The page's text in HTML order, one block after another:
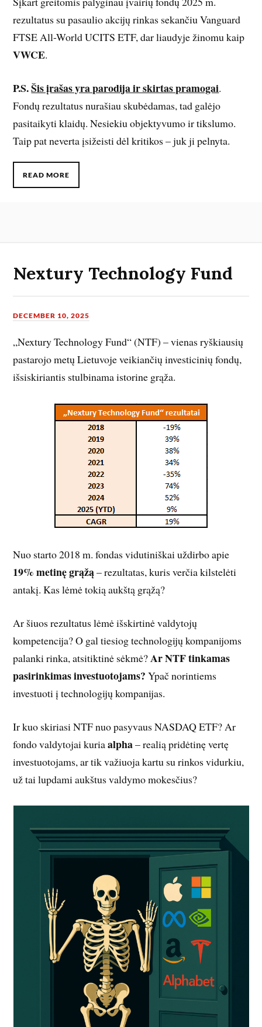
rezultatus su pasaulio akcijų rinkas sekančiu Vanguard
FTSE All-World UCITS ETF, dar liaudyje žinomu kaip
VWCE.
P.S.Šis įrašas yra parodija ir skirtas pramogai.
Fondų rezultatus nurašiau skubėdamas, tad galėjo
pasitaikyti klaidų. Nesiekiu objektyvumo ir tikslumo.
Taip pat neverta įsižeisti dėl kritikos – juk ji pelnyta.
READ MORE
Nextury Technology Fund
DECEMBER 10, 2025
„Nextury Technology Fund“ (NTF) – vienas ryškiausių
pastarojo metų Lietuvoje veikiančių investicinių fondų,
išsiskiriantis stulbinama istorine grąža.
Nuo starto 2018 m. fondas vidutiniškai uždirbo apie
19% metinę grąžą– rezultatas, kuris verčia kilstelėti
antakį. Kas lėmė tokią aukštą grąžą?
Ar šiuos rezultatus lėmė išskirtinė valdytojų
kompetencija? O gal tiesiog technologijų kompanijoms
palanki rinka, atsitiktinė sėkmė?Ar NTF tinkamas
pasirinkimas investuotojams? Ypač norintiems
investuoti į technologijų kompanijas.
Ir kuo skiriasi NTF nuo pasyvaus NASDAQ ETF? Ar
fondo valdytojai kuriaalpha– realią pridėtinę vertę
investuotojams, ar tik važiuoja kartu su rinkos vidurkiu,
už tai lupdami aukštus valdymo mokesčius?